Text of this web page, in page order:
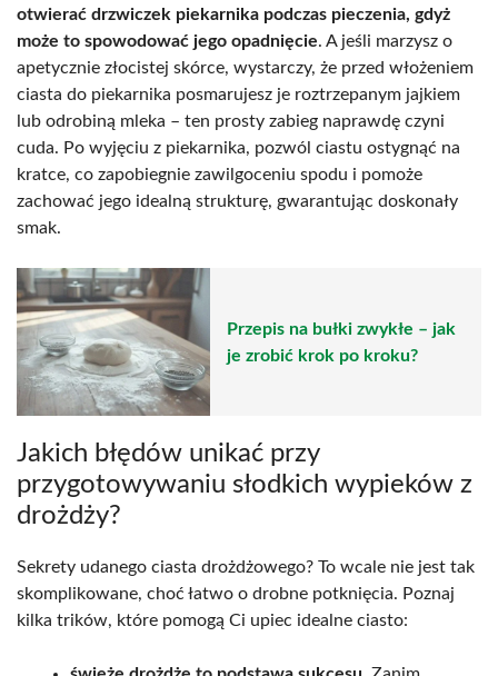
otwierać drzwiczek piekarnika podczas pieczenia, gdyż
może to spowodować jego opadnięcie. A jeśli marzysz o
apetycznie złocistej skórce, wystarczy, że przed włożeniem
ciasta do piekarnika posmarujesz je roztrzepanym jajkiem
lub odrobiną mleka – ten prosty zabieg naprawdę czyni
cuda. Po wyjęciu z piekarnika, pozwól ciastu ostygnąć na
kratce, co zapobiegnie zawilgoceniu spodu i pomoże
zachować jego idealną strukturę, gwarantując doskonały
smak.
Przepis na bułki zwykłe – jak
je zrobić krok po kroku?
Jakich błędów unikać przy
przygotowywaniu słodkich wypieków z
drożdży?
Sekrety udanego ciasta drożdżowego? To wcale nie jest tak
skomplikowane, choć łatwo o drobne potknięcia. Poznaj
kilka trików, które pomogą Ci upiec idealne ciasto: